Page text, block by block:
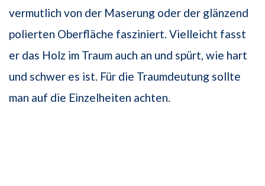
vermutlich von der Maserung oder der glänzend
polierten Oberfläche fasziniert. Vielleicht fasst
er das Holz im Traum auch an und spürt, wie hart
und schwer es ist. Für die Traumdeutung sollte
man auf die Einzelheiten achten.